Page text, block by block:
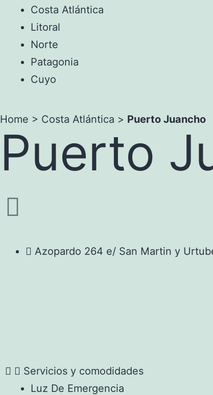
Costa Atlántica
Litoral
Norte
Patagonia
Cuyo
Home > Costa Atlántica > Puerto Juancho
Puerto
Azopardo 264 e/ San Martin y
Servicios y comodidades
Luz De Emergencia